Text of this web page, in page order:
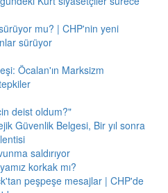
mu? | CHP'nin yeni
sürüyor
Öcalan'ın Marksizm
deist oldum?"
Güvenlik Belgesi, Bir yıl sonra
saldırıyor
korkak mı?
peşpeşe mesajlar | CHP'de